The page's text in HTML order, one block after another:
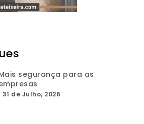
segurança para as
31 de Julho, 2026